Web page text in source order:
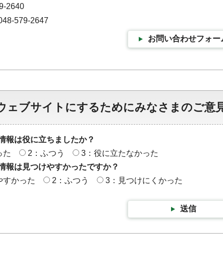
2640
579-2647
お問い合わせフォー
ェブサイトにするためにみなさまのご意
報は役に立ちましたか？
た
2：ふつう
3：役に立たなかった
報は見つけやすかったですか？
すかった
2：ふつう 3：見つけにくかった
送信